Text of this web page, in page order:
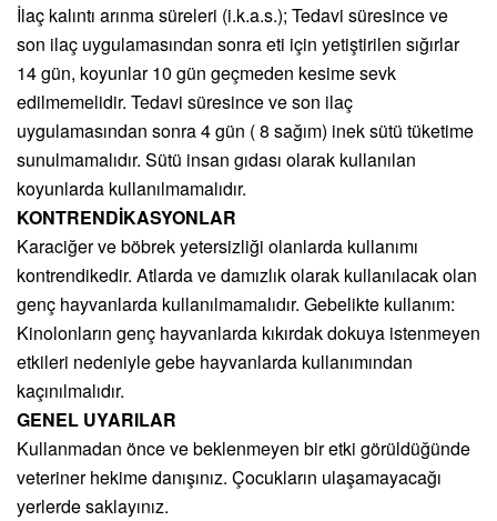
İlaç kalıntı arınma süreleri (i.k.a.s.); Tedavi süresince ve
son ilaç uygulamasından sonra eti için yetiştirilen sığırlar
14 gün, koyunlar 10 gün geçmeden kesime sevk
edilmemelidir. Tedavi süresince ve son ilaç
uygulamasından sonra 4 gün ( 8 sağım) inek sütü tüketime
sunulmamalıdır. Sütü insan gıdası olarak kullanılan
koyunlarda kullanılmamalıdır.
KONTRENDİKASYONLAR
Karaciğer ve böbrek yetersizliği olanlarda kullanımı
kontrendikedir. Atlarda ve damızlık olarak kullanılacak olan
genç hayvanlarda kullanılmamalıdır. Gebelikte kullanım:
Kinolonların genç hayvanlarda kıkırdak dokuya istenmeyen
etkileri nedeniyle gebe hayvanlarda kullanımından
kaçınılmalıdır.
GENEL UYARILAR
Kullanmadan önce ve beklenmeyen bir etki görüldüğünde
veteriner hekime danışınız. Çocukların ulaşamayacağı
yerlerde saklayınız.